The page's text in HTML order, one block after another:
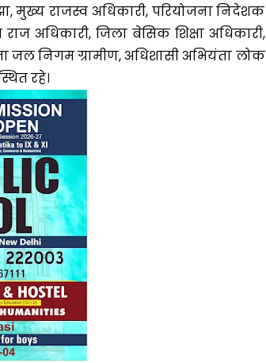
मुख्य राजस्व अधिकारी, परियोजना निदेशक
अधिकारी, जिला बेसिक शिक्षा अधिकारी,
जल निगम ग्रामीण, अधिशासी अभियंता लोक
रहे।